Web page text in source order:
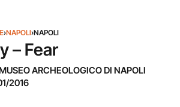
›NAPOLI›NAPOLI
– Fear
ARCHEOLOGICO DI NAPOLI
2016